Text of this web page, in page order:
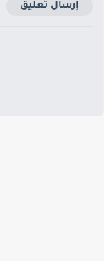
إرسال تعليق